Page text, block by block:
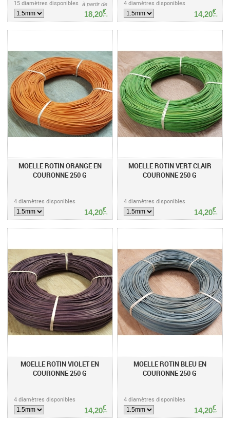
15 diamètres disponibles
18,20€
TTC
à partir de 4 diamètres disponibles
14,20€
TTC
MOELLE ROTIN ORANGE EN
COURONNE 250 G
4 diamètres disponibles
14,20€
TTC
MOELLE ROTIN VERT CLAIR
COURONNE 250 G
4 diamètres disponibles
14,20€
TTC
MOELLE ROTIN VIOLET EN
COURONNE 250 G
4 diamètres disponibles
14,20€
TTC
MOELLE ROTIN BLEU EN
COURONNE 250 G
4 diamètres disponibles
14,20€
TTC